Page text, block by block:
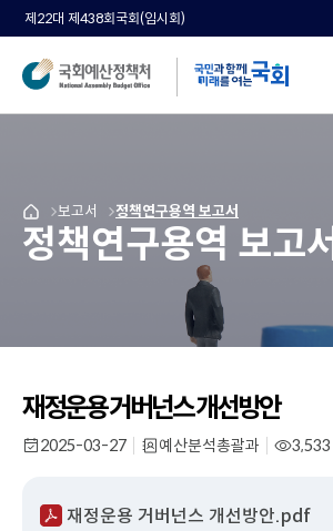
제22대 제438회국회(임시회)
국
회
예
처
인
페
이
메
뉴
로
보고서
메
뉴
로
정책연구용역 보고서
정책연구용역 보고서
재정운용 거버넌스 개선방안
작
2025-03-27 부
예산분석총괄과 조
3,533
재정운용 거버넌스 개선방안.pdf